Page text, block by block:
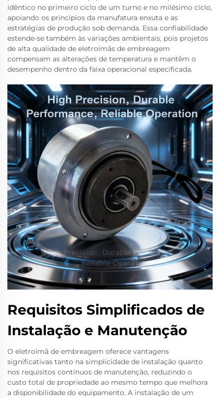
idêntico no primeiro ciclo de um turno e no milésimo ciclo,
apoiando os princípios da manufatura enxuta e as
estratégias de produção sob demanda. Essa confiabilidade
estende-se também às variações ambientais, pois projetos
de alta qualidade de eletroímãs de embreagem
compensam as alterações de temperatura e mantêm o
desempenho dentro da faixa operacional especificada.
Requisitos Simplificados de
Instalação e Manutenção
O eletroímã de embreagem oferece vantagens
significativas tanto na simplicidade de instalação quanto
nos requisitos contínuos de manutenção, reduzindo o
custo total de propriedade ao mesmo tempo que melhora
a disponibilidade do equipamento. A instalação de um